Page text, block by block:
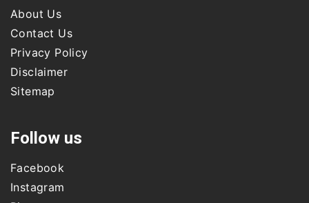
About Us
Contact Us
Privacy Policy
Disclaimer
Sitemap
Follow us
Facebook
Instagram